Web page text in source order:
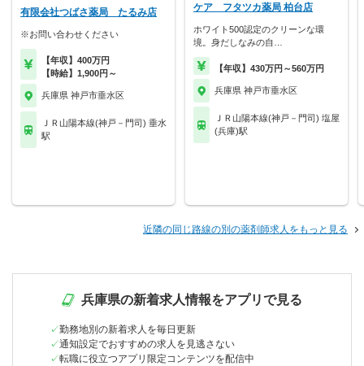
有限会社つばさ薬局 たるみ店
※お問い合わせください
【年収】400万円
【時給】1,900円～
兵庫県 神戸市垂水区
ＪＲ山陽本線(神戸－門司) 垂水
駅
ケア フタツカ薬局 柏台店
ホワイト500認定のクリーンな環
境。身だしなみの自…
【年収】430万円～560万円
兵庫県 神戸市垂水区
ＪＲ山陽本線(神戸－門司) 塩屋
(兵庫)駅
近隣の同じ路線の別の薬剤師求人をもっと見る
兵庫県の新着求人情報をアプリで見る
勤務地別の新着求人を毎日更新
通知設定でおすすめの求人を見逃さない
転職に役立つアプリ限定コンテンツを配信中